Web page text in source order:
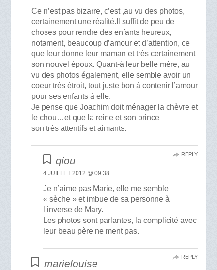
Ce n’est pas bizarre, c’est ,au vu des photos,
certainement une réalité.Il suffit de peu de
choses pour rendre des enfants heureux,
notament, beaucoup d’amour et d’attention, ce
que leur donne leur maman et très certainement
son nouvel époux. Quant-à leur belle mère, au
vu des photos également, elle semble avoir un
coeur très étroit, tout juste bon à contenir l’amour
pour ses enfants à elle.
Je pense que Joachim doit ménager la chèvre et
le chou…et que la reine et son prince
son très attentifs et aimants.
qiou
4 JUILLET 2012 @ 09:38
Je n’aime pas Marie, elle me semble
« sèche » et imbue de sa personne à
l’inverse de Mary.
Les photos sont parlantes, la complicité avec
leur beau père ne ment pas.
REPLY
marielouise
REPLY